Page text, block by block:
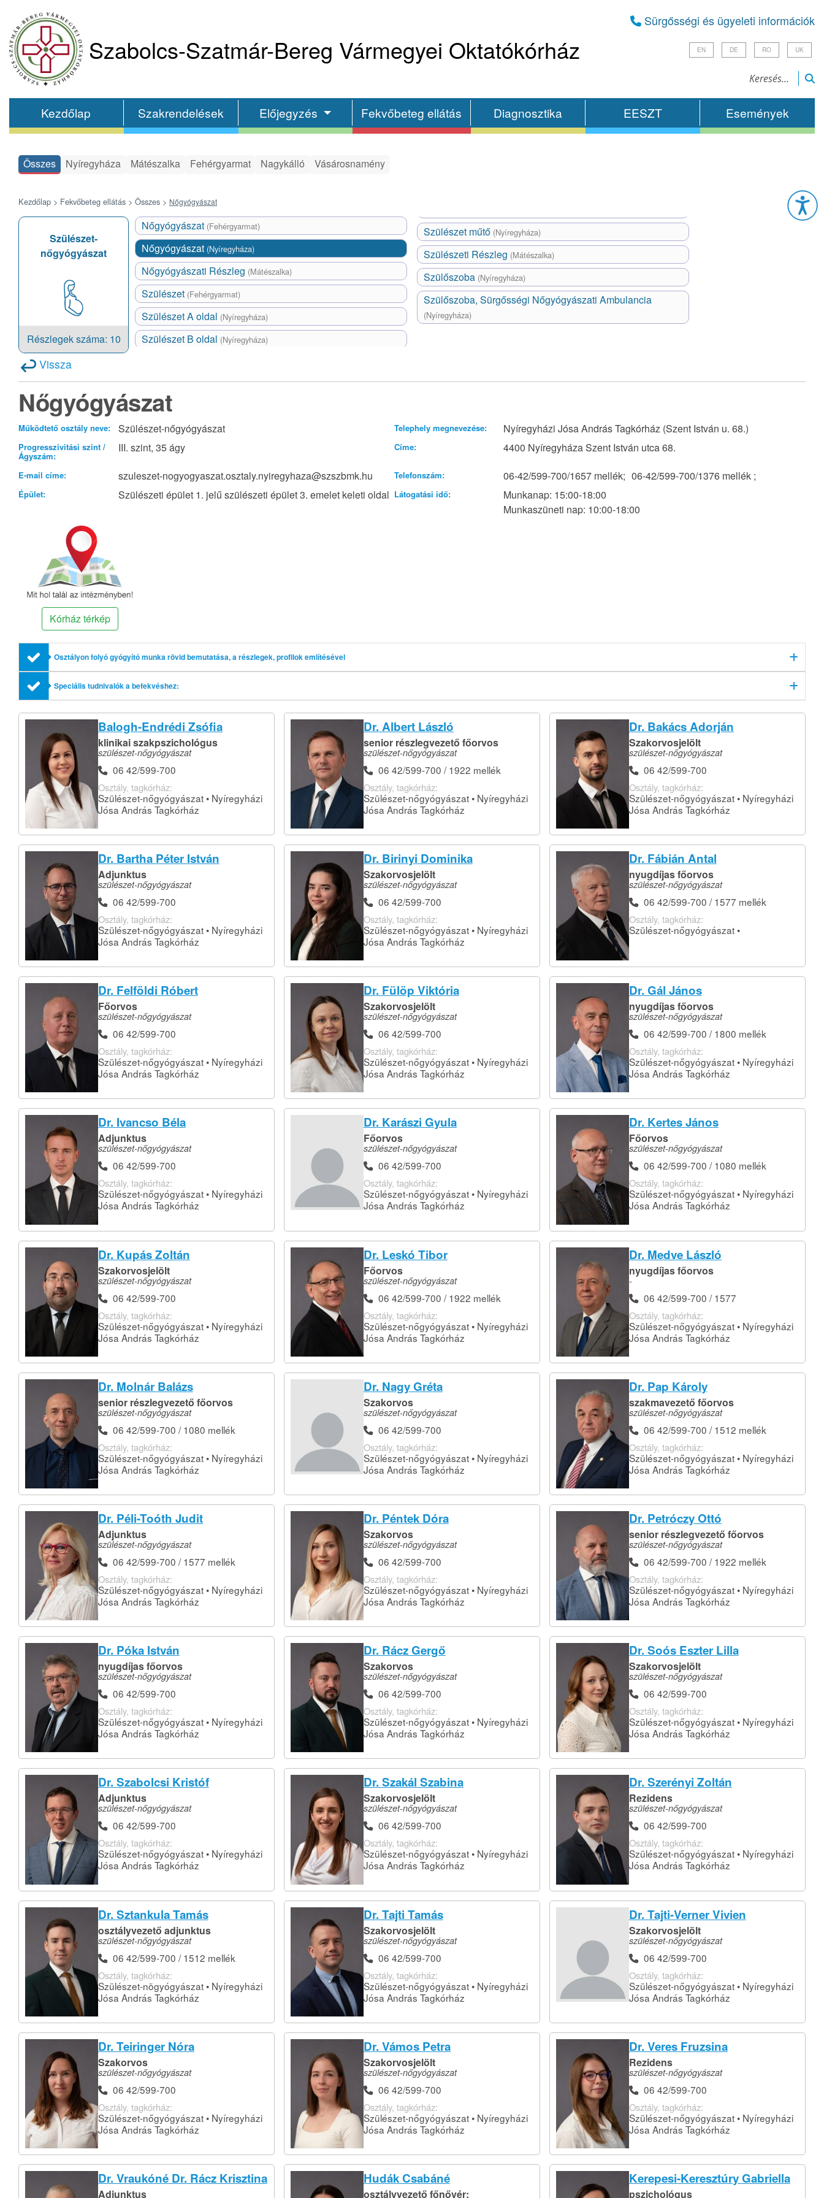
Szabolcs-Szatmár-Bereg Vármegyei Oktatókórház
Sürgősségi és ügyeleti információk
EN DE RO UK
Kezdőlap Szakrendelések Előjegyzés Fekvőbeteg ellátás Diagnosztika EESZT Események
Összes Nyíregyháza Mátészalka Fehérgyarmat Nagykálló Vásárosnamény
Kezdőlap > Fekvőbeteg ellátás > Összes > Nőgyógyászat
Szülészet-
nőgyógyászat
Részlegek száma: 10
Nőgyógyászat (Fehérgyarmat)
Nőgyógyászat (Nyíregyháza)
Nőgyógyászati Részleg (Mátészalka)
Szülészet (Fehérgyarmat)
Szülészet A oldal (Nyíregyháza)
Szülészet B oldal (Nyíregyháza)
Szülészet műtő (Nyíregyháza)
Szülészeti Részleg (Mátészalka)
Szülőszoba (Nyíregyháza)
Szülőszoba, Sürgősségi Nőgyógyászati Ambulancia
(Nyíregyháza)
Vissza
Nőgyógyászat
Működtető osztály neve: Szülészet-nőgyógyászat Telephely megnevezése: Nyíregyházi Jósa András Tagkórház (Szent István u. 68.)
Progresszivitási szint /
Ágyszám:
III. szint, 35 ágy Címe: 4400 Nyíregyháza Szent István utca 68.
E-mail címe: szuleszet-nogyogyaszat.osztaly.nyiregyhaza@szszbmk.hu Telefonszám: 06-42/599-700/1657 mellék; 06-42/599-700/1376 mellék ;
Épület: Szülészeti épület 1. jelű szülészeti épület 3. emelet keleti oldal Látogatási idő:
Munkanap: 15:00-18:00
Munkaszüneti nap: 10:00-18:00
Kórház térkép
Osztályon folyó gyógyító munka rövid bemutatása, a részlegek, profilok említésével
Speciális tudnivalók a befekvéshez:
Balogh-Endrédi Zsófia
klinikai szakpszichológus
szülészet-nőgyógyászat
06 42/599-700
Osztály, tagkórház:
Szülészet-nőgyógyászat • Nyíregyházi
Jósa András Tagkórház
Dr. Albert László
senior részlegvezető főorvos
szülészet-nőgyógyászat
06 42/599-700 / 1922 mellék
Osztály, tagkórház:
Szülészet-nőgyógyászat • Nyíregyházi
Jósa András Tagkórház
Dr. Bakács Adorján
Szakorvosjelölt
szülészet-nőgyógyászat
06 42/599-700
Osztály, tagkórház:
Szülészet-nőgyógyászat • Nyíregyházi
Jósa András Tagkórház
Dr. Bartha Péter István
Adjunktus
szülészet-nőgyógyászat
06 42/599-700
Osztály, tagkórház:
Szülészet-nőgyógyászat • Nyíregyházi
Jósa András Tagkórház
Dr. Birinyi Dominika
Szakorvosjelölt
szülészet-nőgyógyászat
06 42/599-700
Osztály, tagkórház:
Szülészet-nőgyógyászat • Nyíregyházi
Jósa András Tagkórház
Dr. Fábián Antal
nyugdíjas főorvos
szülészet-nőgyógyászat
06 42/599-700 / 1577 mellék
Osztály, tagkórház:
Szülészet-nőgyógyászat •
Dr. Felföldi Róbert
Főorvos
szülészet-nőgyógyászat
06 42/599-700
Osztály, tagkórház:
Szülészet-nőgyógyászat • Nyíregyházi
Jósa András Tagkórház
Dr. Fülöp Viktória
Szakorvosjelölt
szülészet-nőgyógyászat
06 42/599-700
Osztály, tagkórház:
Szülészet-nőgyógyászat • Nyíregyházi
Jósa András Tagkórház
Dr. Gál János
nyugdíjas főorvos
szülészet-nőgyógyászat
06 42/599-700 / 1800 mellék
Osztály, tagkórház:
Szülészet-nőgyógyászat • Nyíregyházi
Jósa András Tagkórház
Dr. Ivancso Béla
Adjunktus
szülészet-nőgyógyászat
06 42/599-700
Osztály, tagkórház:
Szülészet-nőgyógyászat • Nyíregyházi
Jósa András Tagkórház
Dr. Karászi Gyula
Főorvos
szülészet-nőgyógyászat
06 42/599-700
Osztály, tagkórház:
Szülészet-nőgyógyászat • Nyíregyházi
Jósa András Tagkórház
Dr. Kertes János
Főorvos
szülészet-nőgyógyászat
06 42/599-700 / 1080 mellék
Osztály, tagkórház:
Szülészet-nőgyógyászat • Nyíregyházi
Jósa András Tagkórház
Dr. Kupás Zoltán
Szakorvosjelölt
szülészet-nőgyógyászat
06 42/599-700
Osztály, tagkórház:
Szülészet-nőgyógyászat • Nyíregyházi
Jósa András Tagkórház
Dr. Leskó Tibor
Főorvos
szülészet-nőgyógyászat
06 42/599-700 / 1922 mellék
Osztály, tagkórház:
Szülészet-nőgyógyászat • Nyíregyházi
Jósa András Tagkórház
Dr. Medve László
nyugdíjas főorvos
-
06 42/599-700 / 1577
Osztály, tagkórház:
Szülészet-nőgyógyászat • Nyíregyházi
Jósa András Tagkórház
Dr. Molnár Balázs
senior részlegvezető főorvos
szülészet-nőgyógyászat
06 42/599-700 / 1080 mellék
Osztály, tagkórház:
Szülészet-nőgyógyászat • Nyíregyházi
Jósa András Tagkórház
Dr. Nagy Gréta
Szakorvos
szülészet-nőgyógyászat
06 42/599-700
Osztály, tagkórház:
Szülészet-nőgyógyászat • Nyíregyházi
Jósa András Tagkórház
Dr. Pap Károly
szakmavezető főorvos
szülészet-nőgyógyászat
06 42/599-700 / 1512 mellék
Osztály, tagkórház:
Szülészet-nőgyógyászat • Nyíregyházi
Jósa András Tagkórház
Dr. Péli-Toóth Judit
Adjunktus
szülészet-nőgyógyászat
06 42/599-700 / 1577 mellék
Osztály, tagkórház:
Szülészet-nőgyógyászat • Nyíregyházi
Jósa András Tagkórház
Dr. Péntek Dóra
Szakorvos
szülészet-nőgyógyászat
06 42/599-700
Osztály, tagkórház:
Szülészet-nőgyógyászat • Nyíregyházi
Jósa András Tagkórház
Dr. Petróczy Ottó
senior részlegvezető főorvos
szülészet-nőgyógyászat
06 42/599-700 / 1922 mellék
Osztály, tagkórház:
Szülészet-nőgyógyászat • Nyíregyházi
Jósa András Tagkórház
Dr. Póka István
nyugdíjas főorvos
szülészet-nőgyógyászat
06 42/599-700
Osztály, tagkórház:
Szülészet-nőgyógyászat • Nyíregyházi
Jósa András Tagkórház
Dr. Rácz Gergő
Szakorvos
szülészet-nőgyógyászat
06 42/599-700
Osztály, tagkórház:
Szülészet-nőgyógyászat • Nyíregyházi
Jósa András Tagkórház
Dr. Soós Eszter Lilla
Szakorvosjelölt
szülészet-nőgyógyászat
06 42/599-700
Osztály, tagkórház:
Szülészet-nőgyógyászat • Nyíregyházi
Jósa András Tagkórház
Dr. Szabolcsi Kristóf
Adjunktus
szülészet-nőgyógyászat
06 42/599-700
Osztály, tagkórház:
Szülészet-nőgyógyászat • Nyíregyházi
Jósa András Tagkórház
Dr. Szakál Szabina
Szakorvosjelölt
szülészet-nőgyógyászat
06 42/599-700
Osztály, tagkórház:
Szülészet-nőgyógyászat • Nyíregyházi
Jósa András Tagkórház
Dr. Szerényi Zoltán
Rezidens
szülészet-nőgyógyászat
06 42/599-700
Osztály, tagkórház:
Szülészet-nőgyógyászat • Nyíregyházi
Jósa András Tagkórház
Dr. Sztankula Tamás
osztályvezető adjunktus
szülészet-nőgyógyászat
06 42/599-700 / 1512 mellék
Osztály, tagkórház:
Szülészet-nõgyógyászat • Nyíregyházi
Jósa András Tagkórház
Dr. Tajti Tamás
Szakorvosjelölt
szülészet-nőgyógyászat
06 42/599-700
Osztály, tagkórház:
Szülészet-nőgyógyászat • Nyíregyházi
Jósa András Tagkórház
Dr. Tajti-Verner Vivien
Szakorvosjelölt
szülészet-nőgyógyászat
06 42/599-700
Osztály, tagkórház:
Szülészet-nőgyógyászat • Nyíregyházi
Jósa András Tagkórház
Dr. Teiringer Nóra
Szakorvos
szülészet-nőgyógyászat
06 42/599-700
Osztály, tagkórház:
Szülészet-nőgyógyászat • Nyíregyházi
Jósa András Tagkórház
Dr. Vámos Petra
Szakorvosjelölt
szülészet-nőgyógyászat
06 42/599-700
Osztály, tagkórház:
Szülészet-nőgyógyászat • Nyíregyházi
Jósa András Tagkórház
Dr. Veres Fruzsina
Rezidens
szülészet-nőgyógyászat
06 42/599-700
Osztály, tagkórház:
Szülészet-nőgyógyászat • Nyíregyházi
Jósa András Tagkórház
Dr. Vraukóné Dr. Rácz Krisztina
Adjunktus
Hudák Csabáné
osztályvezető főnővér;
Kerepesi-Keresztúry Gabriella
pszichológus